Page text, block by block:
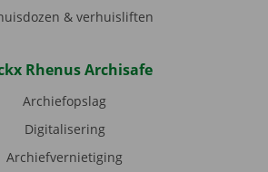
& verhuisliften
Rhenus Archisafe
Archiefopslag
Digitalisering
Archiefvernietiging